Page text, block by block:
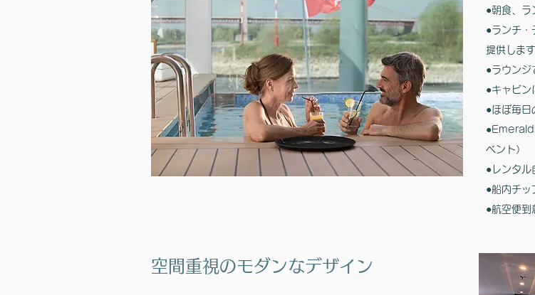
用意し、なかでも**16日間の
リ＆セーシェル」**は、セーシ
ルーズとケニア（マサイ・マ
ブル、レイク・ナクル国立公園
サファリを組み合わせた人気コ
す。需要好調につき出発日が
ています。
●朝食、ラ
●ランチ・
提供します
●ラウンジ
●キャビン
●ほぼ毎日
ベント）
●レンタル
●船内チッ
●航空便到
空間重視のモダンなデザイン